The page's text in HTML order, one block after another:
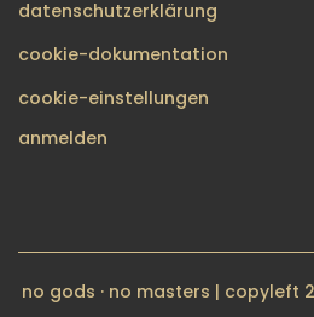
datenschutzerklärung
cookie-dokumentation
cookie-einstellungen
BENUTZERMENÜ
anmelden
no gods · no masters | copyleft